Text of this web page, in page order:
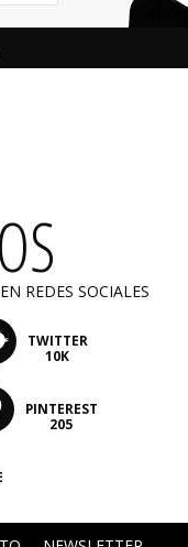
REDES SOCIALES
TWITTER
10K
PINTEREST
205